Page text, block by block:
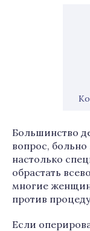
Большинство
вопрос, больно
настолько
обрастать
многие
против
Если